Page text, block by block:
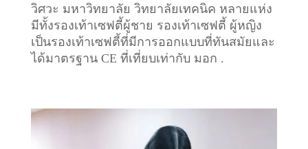
วิศวะ มหาวิทยาลัย วิทยาลัยเทคนิค หลายแห่ง
มีทั้งรองเท้าเซฟตี้ผู้ชาย รองเท้าเซฟตี้ ผู้หญิง
เป็นรองเท้าเซฟตี้ที่มีการออกแบบที่ทันสมัยและ
ได้มาตรฐาน CE ที่เที่ยบเท่ากับ มอก .